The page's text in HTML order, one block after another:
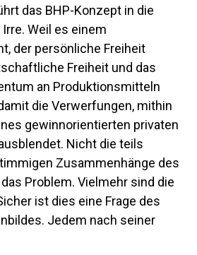
das BHP-Konzept in die
Weil es einem
der persönliche Freiheit
Freiheit und das
an Produktionsmitteln
die Verwerfungen, mithin
gewinnorientierten privaten
Nicht die teils
Zusammenhänge des
Problem. Vielmehr sind die
ist dies eine Frage des
Jedem nach seiner